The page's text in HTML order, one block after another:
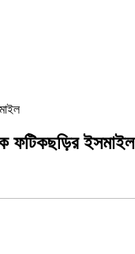
ফটিকছড়ির ইসমাইল